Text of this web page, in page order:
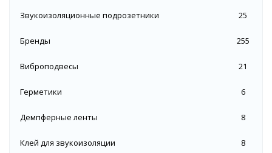
Звукоизоляционные подрозетники 25
Бренды 255
Виброподвесы 21
Герметики 6
Демпферные ленты 8
Клей для звукоизоляции 8